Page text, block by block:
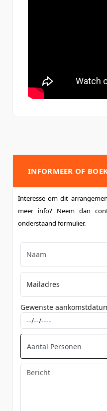
INFORMEER OF
Interesse om dit
meer info? Neem dan
onderstaand formulier.
Gewenste